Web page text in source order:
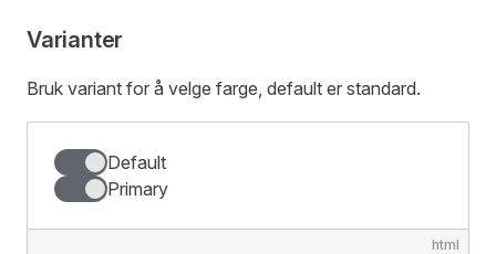
Varianter
Bruk variant for å velge farge, default er standard.
Default
Primary
html